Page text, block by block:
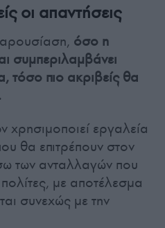
οι απαντήσεις
όσο η
συμπεριλαμβάνει
τόσο πιο ακριβείς θα
εργαλεία
θα επιτρέπουν στον
των ανταλλαγών που
με αποτέλεσμα
συνεχώς με την